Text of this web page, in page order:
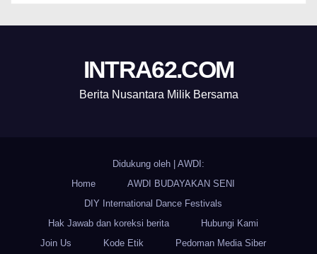
INTRA62.COM
Berita Nusantara Milik Bersama
Didukung oleh
AWDI:
Home
AWDI BUDAYAKAN SENI
DIY International Dance Festivals
Hak Jawab dan koreksi berita
Hubungi Kami
Join Us
Kode Etik Pedoman Media Siber